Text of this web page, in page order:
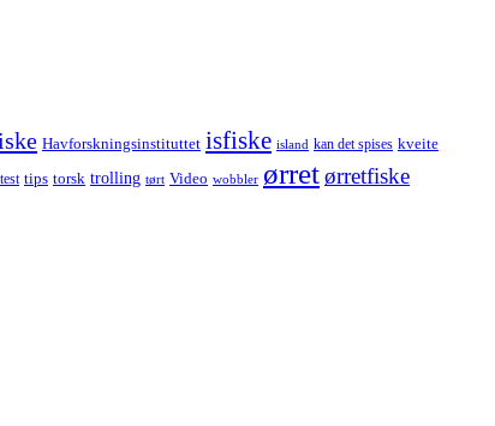
Havforskningsinstituttet isfiske island kan det spises kveite
test tips torsk trolling tørt Video wobbler ørretørretfiske